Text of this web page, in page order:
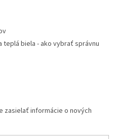
biela - ako vybrať správnu
zasielať informácie o nových